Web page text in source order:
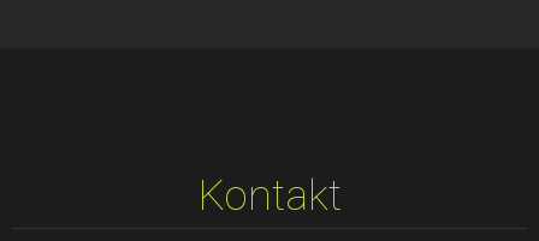
Kontakt